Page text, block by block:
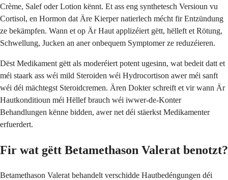
Crème, Salef oder Lotion kënnt. Et ass eng synthetesch Versioun vu
Cortisol, en Hormon dat Äre Kierper natierlech mécht fir Entzündung
ze bekämpfen. Wann et op Är Haut applizéiert gëtt, hëlleft et Rötung,
Schwellung, Jucken an aner onbequem Symptomer ze reduzéieren.
Dëst Medikament gëtt als moderéiert potent ugesinn, wat bedeit datt et
méi staark ass wéi mild Steroiden wéi Hydrocortison awer méi sanft
wéi déi mächtegst Steroidcremen. Ären Dokter schreift et vir wann Är
Hautkonditioun méi Hëllef brauch wéi iwwer-de-Konter
Behandlungen kënne bidden, awer net déi stäerkst Medikamenter
erfuerdert.
Fir wat gëtt Betamethason Valerat benotzt?
Betamethason Valerat behandelt verschidde Hautbedéngungen déi